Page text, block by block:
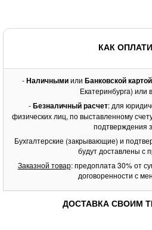
КАК
-Наличнымиили Банковской картой
Екатеринбурга) или
-Безналичный расчет: для
физических лиц, по выставленному
подтверждения
Бухгалтерские (закрывающие) и
будут доставлены с
Заказной товар: предоплата 30% от
договоренности с
ДОСТАВКА СВОИМ